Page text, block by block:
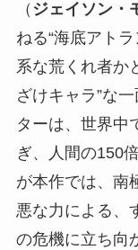
（ ジェイソン・
ねる“海底アト
系な荒くれ者か
ざけキャラ”な
ターは、世界中
ぎ、人間の150
が本作では、南
悪な力による、
の危機に立ち向